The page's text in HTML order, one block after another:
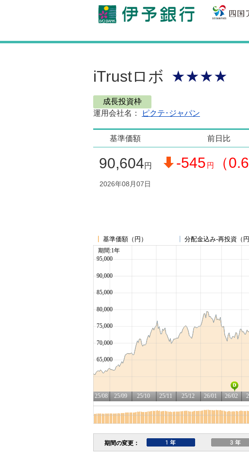
iTrustロボ ★★★★
成長投資枠
運用会社名：
ピクテ･ジャパン
基準価額 前日比
90,604円 -545 円 （0.6
2026年08月07日